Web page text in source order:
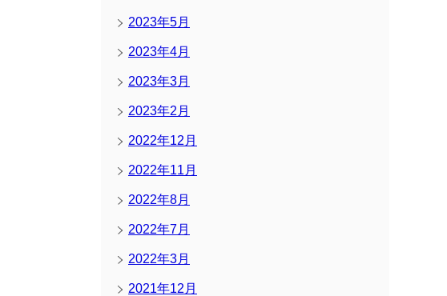
2023年5月
2023年4月
2023年3月
2023年2月
2022年12月
2022年11月
2022年8月
2022年7月
2022年3月
2021年12月